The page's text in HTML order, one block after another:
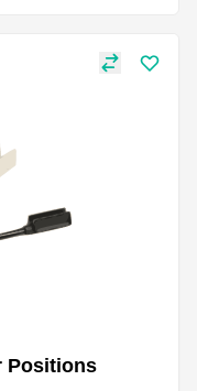
Positions